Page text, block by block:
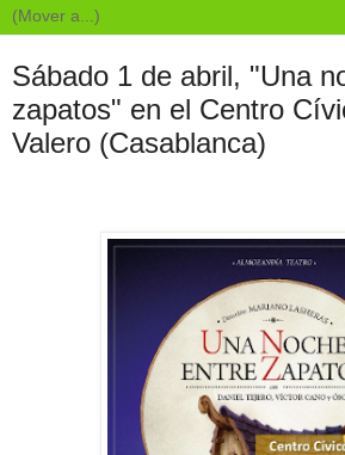
Sábado 1 de abril, "Una
zapatos" en el Centro
Valero (Casablanca)